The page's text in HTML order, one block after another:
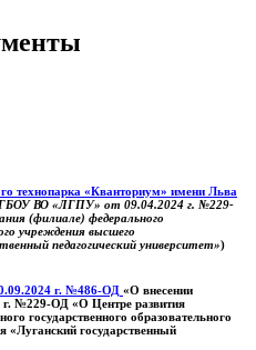
технопарка «Кванториум» имени Льва
ВО «ЛГПУ» от 09.04.2024 г. №229-
(филиале) федерального
учреждения высшего
педагогический университет»)
г. №486-ОД «О внесении
г. №229-ОД «О Центре развития
государственного образовательного
«Луганский государственный